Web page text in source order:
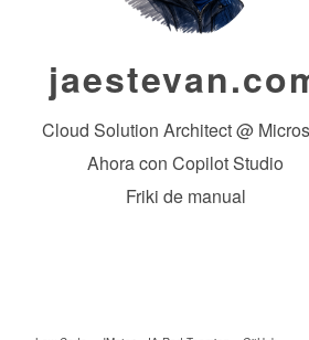
Cloud Solution Architect @
Ahora con Copilot Studio
Friki de manual